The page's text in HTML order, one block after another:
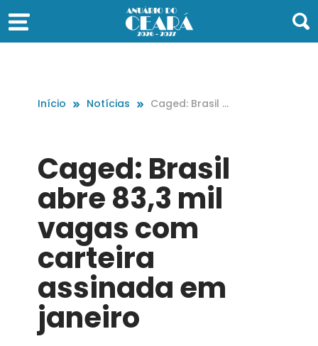
Início Notícias
Caged: Brasil a
m janeiro
Caged: Brasil
abre 83,3 mil
vagas com
carteira
assinada em
janeiro